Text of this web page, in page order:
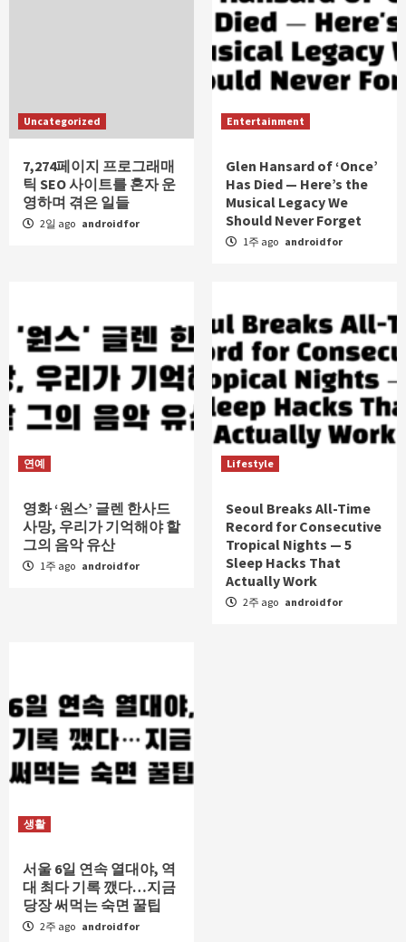
Uncategorized
7,274페이지 프로그래매
틱 SEO 사이트를 혼자 운
영하며 겪은 일들
2일 ago androidfor
Entertainment
Glen Hansard of ‘Once’
Has Died — Here’s the
Musical Legacy We
Should Never Forget
1주 ago androidfor
연예
영화 ‘원스’ 글렌 한사드
사망, 우리가 기억해야 할
그의 음악 유산
1주 ago androidfor
Lifestyle
Seoul Breaks All-Time
Record for Consecutive
Tropical Nights — 5
Sleep Hacks That
Actually Work
2주 ago androidfor
생활
서울 6일 연속 열대야, 역
대 최다 기록 깼다…지금
당장 써먹는 숙면 꿀팁
2주 ago androidfor